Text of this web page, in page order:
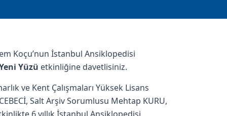
Koçu’nun İstanbul Ansiklopedisi
Yüzü etkinliğine davetlisiniz.
ve Kent Çalışmaları Yüksek Lisans
Salt Arşiv Sorumlusu Mehtap KURU,